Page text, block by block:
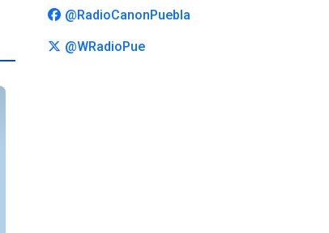
@RadioCanonPuebla
@WRadioPue